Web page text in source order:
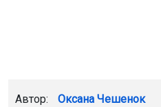
Автор: Оксана Чешенок